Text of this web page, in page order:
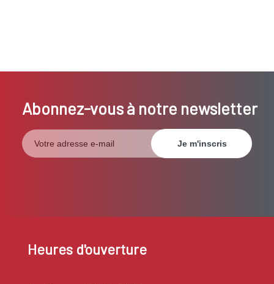
Abonnez-vous à notre newsletter
Heures d'ouverture